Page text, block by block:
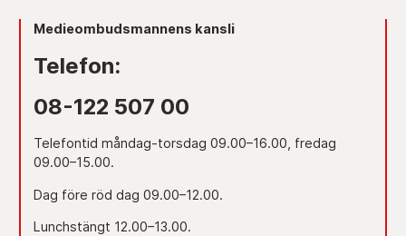
Medieombudsmannens kansli
Telefon:
08-122 507 00
Telefontid måndag-torsdag 09.00–16.00, fredag
09.00–15.00.
Dag före röd dag 09.00–12.00.
Lunchstängt 12.00–13.00.